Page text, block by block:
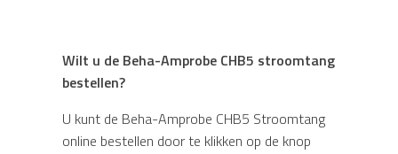
Wilt u de Beha-Amprobe CHB5 stroomtang
bestellen?
U kunt de Beha-Amprobe CHB5 Stroomtang
online bestellen door te klikken op de knop